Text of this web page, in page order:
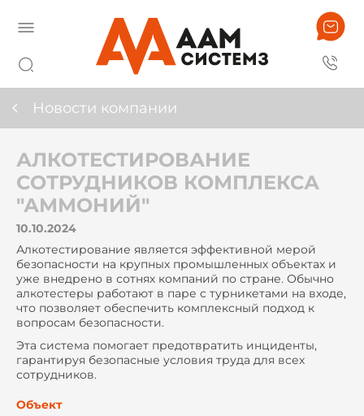
Новости компании
АЛКОТЕСТИРОВАНИЕ
СОТРУДНИКОВ КОМПЛЕКСА
"АММОНИЙ"
10.10.2024
Алкотестирование является эффективной мерой
безопасности на крупных промышленных объектах и
уже внедрено в сотнях компаний по стране. Обычно
алкотестеры работают в паре с турникетами на входе,
что позволяет обеспечить комплексный подход к
вопросам безопасности.
Эта система помогает предотвратить инциденты,
гарантируя безопасные условия труда для всех
сотрудников.
Объект